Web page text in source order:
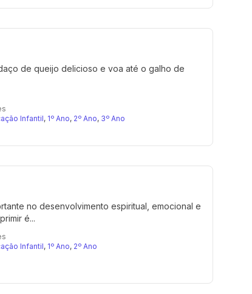
de queijo delicioso e voa até o galho de
Infantil, 1º Ano, 2º Ano, 3º Ano
no desenvolvimento espiritual, emocional e
é...
Infantil, 1º Ano, 2º Ano